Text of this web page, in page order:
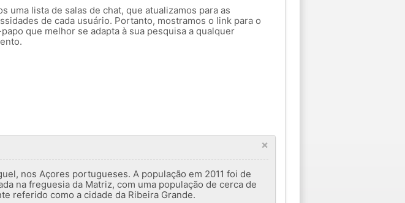
uma lista de salas de chat, que atualizamos para as
de cada usuário. Portanto, mostramos o link para o
que melhor se adapta à sua pesquisa a qualquer
×
nos Açores portugueses. A população em 2011 foi de
na freguesia da Matriz, com uma população de cerca de
referido como a cidade da Ribeira Grande.